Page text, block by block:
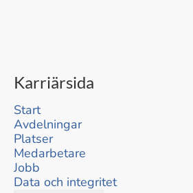
Karriärsida
Start
Avdelningar
Platser
Medarbetare
Jobb
Data och integritet